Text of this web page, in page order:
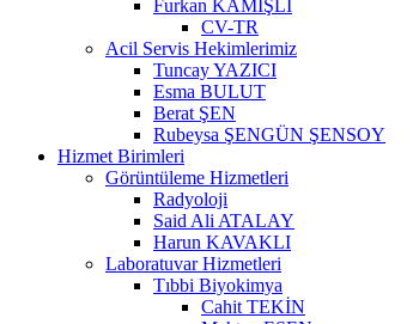
Furkan KAMIŞLI
CV-TR
Acil Servis Hekimlerimiz
Tuncay YAZICI
Esma BULUT
Berat ŞEN
Rubeysa ŞENGÜN ŞENSOY
Hizmet Birimleri
Görüntüleme Hizmetleri
Radyoloji
Said Ali ATALAY
Harun KAVAKLI
Laboratuvar Hizmetleri
Tıbbi Biyokimya
Cahit TEKİN